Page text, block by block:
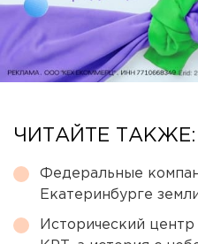
ЧИТАЙТЕ ТАКЖЕ:
Федеральные
Екатеринбурге
Исторический